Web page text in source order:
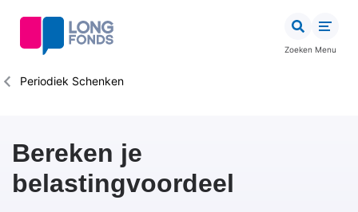
inhoud
Zoeken Menu
Kruimelpad
Periodiek Schenken
Bereken je
belastingvoordeel